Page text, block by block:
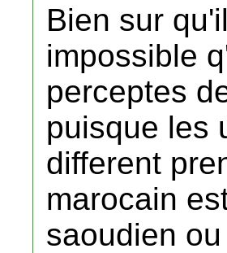
Bien sur
impossible
perceptes
puisque les
different
marocain
saoudien